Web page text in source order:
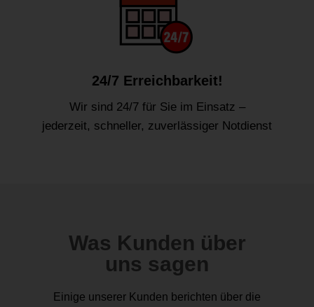
24/7 Erreichbarkeit!
Wir sind 24/7 für Sie im Einsatz –
jederzeit, schneller, zuverlässiger Notdienst
Was Kunden über
uns sagen
Einige unserer Kunden berichten über die